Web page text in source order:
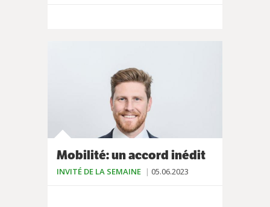
Mobilité: un accord inédit
INVITÉ DE LA SEMAINE 05.06.2023